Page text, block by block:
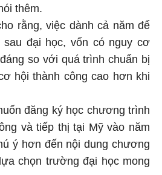
thêm.
rằng, việc dành cả năm để
đại học, vốn có nguy cơ
so với quá trình chuẩn bị
hội thành công cao hơn khi
đăng ký học chương trình
và tiếp thị tại Mỹ vào năm
ý hơn đến nội dung chương
chọn trường đại học mong